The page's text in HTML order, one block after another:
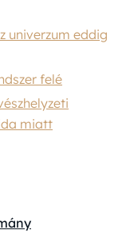
univerzum eddig
felé
miatt